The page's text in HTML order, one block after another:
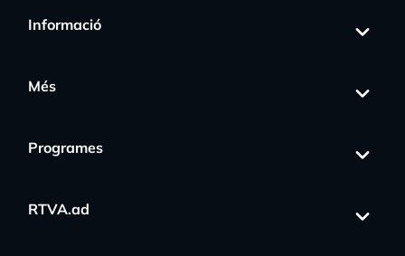
Informació
Més
Programes
RTVA.ad